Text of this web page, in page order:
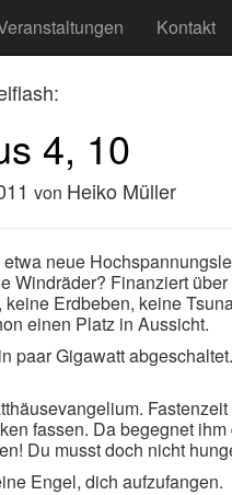
Kontakt
4, 10
von Heiko Müller
neue
Finanziert
Erdbeben, keine
einen Platz in Aussicht.
Gigawatt
fassen. Da begegnet
Du musst doch nicht
Engel, dich aufzufangen.